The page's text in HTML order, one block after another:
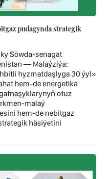
pudagynda strategik
Söwda-senagat
— Malaýziýa:
hyzmatdaşlyga 30 ýyl»
hem-de energetika
otuz
malaý
hem-de nebitgaz
häsiýetini